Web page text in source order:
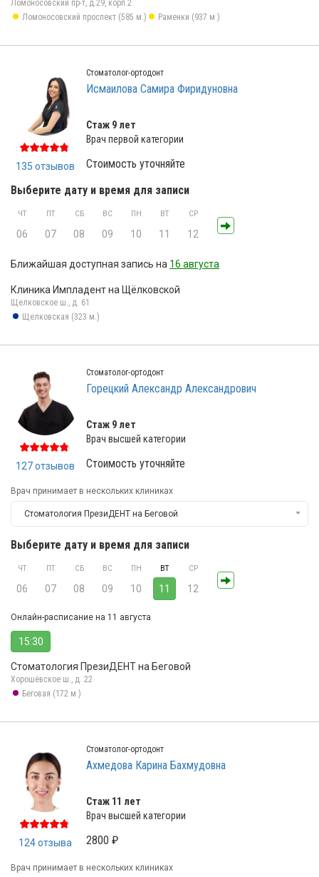
Ломоносовский пр-т, д.29, корп.2
Ломоносовский проспект (585 м.)
Раменки (937 м.)
135 отзывов
Стоматолог-ортодонт
Исмаилова Самира Фиридуновна
Стаж 9 лет
Врач первой категории
Стоимость уточняйте
Выберите дату и время для записи
ЧТ
06
ПТ
07
СБ
08
ВС
09
ПН
10
ВТ
11
СР
12
Ближайшая доступная запись на 16 августа
Клиника Импладент на Щёлковской
Щелковское ш., д. 61
Щелковская (323 м.)
127 отзывов
Стоматолог-ортодонт
Горецкий Александр Александрович
Стаж 9 лет
Врач высшей категории
Стоимость уточняйте
Врач принимает в нескольких клиниках
Стоматология ПрезиДЕНТ на Беговой
Выберите дату и время для записи
ЧТ
06
ПТ
07
СБ
08
ВС
09
ПН
10
ВТ
11
СР
12
Онлайн-расписание на 11 августа
15:30
Стоматология ПрезиДЕНТ на Беговой
Хорошёвское ш., д. 22
Беговая (172 м.)
124 отзыва
Стоматолог-ортодонт
Ахмедова Карина Бахмудовна
Стаж 11 лет
Врач высшей категории
2800 ₽
Врач принимает в нескольких клиниках